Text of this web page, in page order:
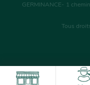
GERMINANCE- 1
Tous